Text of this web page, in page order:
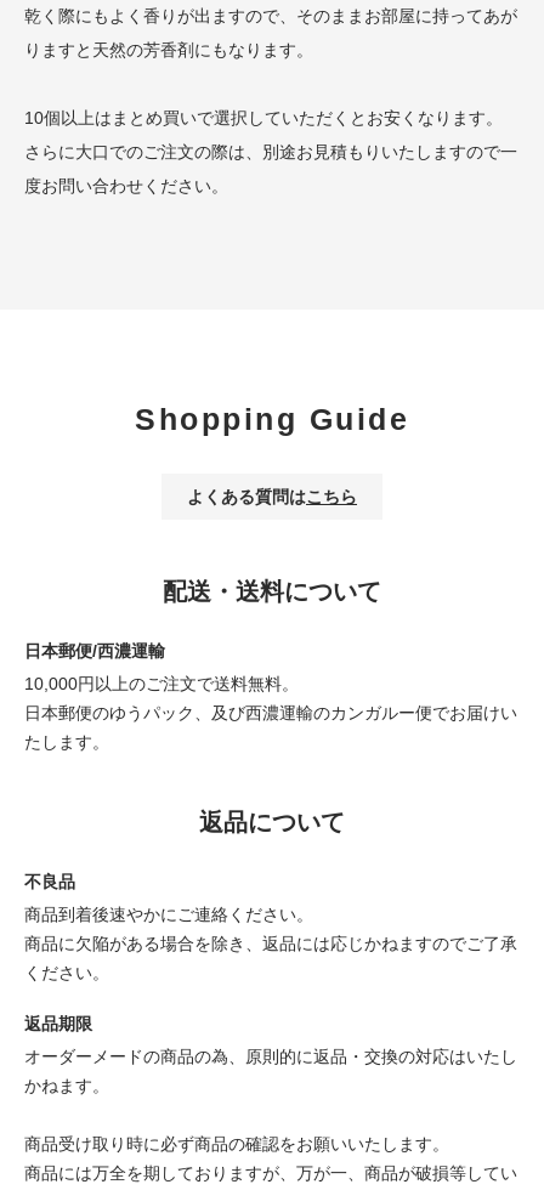
乾く際にもよく香りが出ますので、そのままお部屋に持ってあが
りますと天然の芳香剤にもなります。
10個以上はまとめ買いで選択していただくとお安くなります。
さらに大口でのご注文の際は、別途お見積もりいたしますので一
度お問い合わせください。
Shopping Guide
よくある質問はこちら
配送・送料について
日本郵便/西濃運輸
10,000円以上のご注文で送料無料。
日本郵便のゆうパック、及び西濃運輸のカンガルー便でお届けい
たします。
返品について
不良品
商品到着後速やかにご連絡ください。
商品に欠陥がある場合を除き、返品には応じかねますのでご了承
ください。
返品期限
オーダーメードの商品の為、原則的に返品・交換の対応はいたし
かねます。
商品受け取り時に必ず商品の確認をお願いいたします。
商品には万全を期しておりますが、万が一、商品が破損等してい